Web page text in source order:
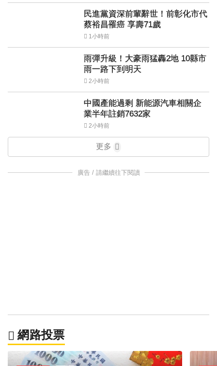
民進黨資深前輩辭世！前彰化市代
蔡裕昌罹癌 享壽71歲
1小時前
雨彈升級！大豪雨猛轟2地 10縣市
雨一路下到明天
2小時前
中國產能過剩 新能源汽車相關企
業半年註銷7632家
2小時前
更多
廣告 / 請繼續往下閱讀
網路投票